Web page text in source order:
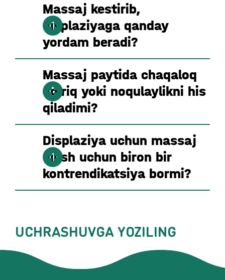
Massaj kestirib,
displaziyaga qanday
yordam beradi?
Massaj paytida chaqaloq
og'riq yoki noqulaylikni his
qiladimi?
Displaziya uchun massaj
qilish uchun biron bir
kontrendikatsiya bormi?
UCHRASHUVGA YOZILING